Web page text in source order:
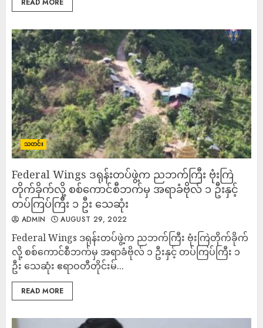
READ MORE
သတင်း
Federal Wings ဒရုန်းတပ်ဖွဲ့က ညဘက်ကြီး ဗုံးကြဲ
တိုက်ခိုက်လို့ စစ်ကောင်စီဘက်မှ အရာခံဗိုလ် ၁ ဦးနှင့်
တပ်ကြပ်ကြီး ၁ ဦး သေဆုံး
ADMIN AUGUST 29, 2022
Federal Wings ဒရုန်းတပ်ဖွဲ့က ညဘက်ကြီး ဗုံးကြဲတိုက်ခိုက်
လို့ စစ်ကောင်စီဘက်မှ အရာခံဗိုလ် ၁ ဦးနှင့် တပ်ကြပ်ကြီး ၁
ဦး သေဆုံး ဧရာဝတီတိုင်းမ်...
READ MORE